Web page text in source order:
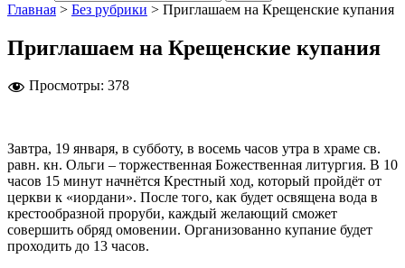
Главная > Без рубрики > Приглашаем на Крещенские купания
Приглашаем на Крещенские купания
Просмотры: 378
Завтра, 19 января, в субботу, в восемь часов утра в храме св.
равн. кн. Ольги – торжественная Божественная литургия. В 10
часов 15 минут начнётся Крестный ход, который пройдёт от
церкви к «иордани». После того, как будет освящена вода в
крестообразной проруби, каждый желающий сможет
совершить обряд омовении. Организованно купание будет
проходить до 13 часов.